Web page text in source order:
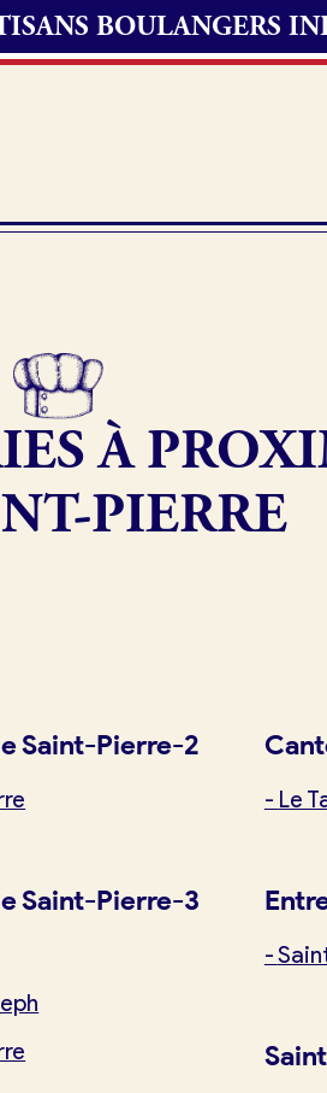
BOULANGERS
Offres d’emploi
Fonds de commerce
À
PIERRE
Saint-Pierre-2
Saint-Pierre-3
- Le
-